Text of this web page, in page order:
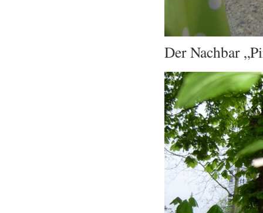
Der Nachbar